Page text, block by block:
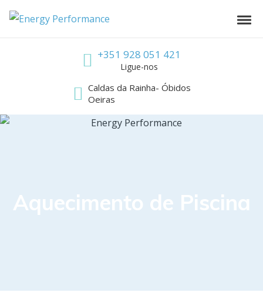
Skip to navigation
Skip to content
Energy Performance
Call us
+351 928 051 421
Ligue-nos
Caldas da Rainha- Óbidos
Oeiras
Aquecimento de Piscina